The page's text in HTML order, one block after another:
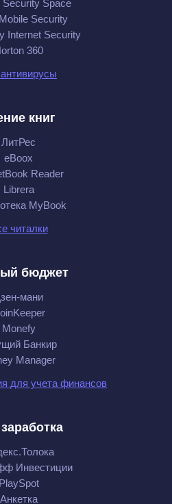
Security Space
Security
Internet Security
360
книг
ЛитРес
eBoox
Reader
Librera
MyBook
читалки
бюджет
мани
Monefy
Банкир
Manager
для учета финансов
Инвестиции
PlaySpot
Анкетка